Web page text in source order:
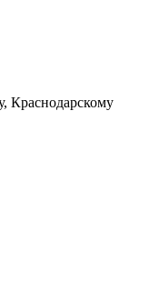
Краснодарскому